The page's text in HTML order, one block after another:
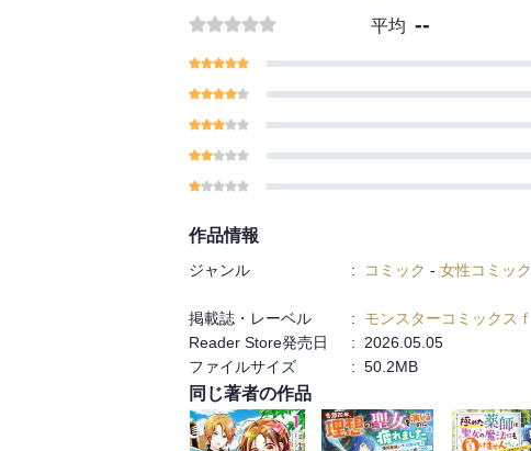
平均 --
作品情報
ジャンル : コミック - 女性コミック
掲載誌・レーベル
: モンスターコミックスｆ
Reader Store発売日
: 2026.05.05
ファイルサイズ
: 50.2MB
同じ著者の作品